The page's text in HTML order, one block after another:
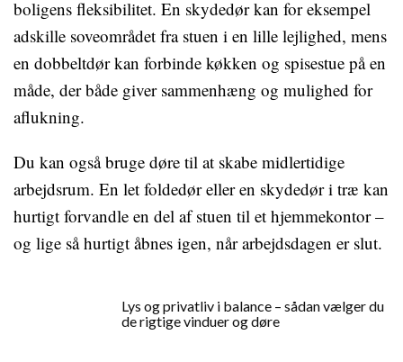
boligens fleksibilitet. En skydedør kan for eksempel
adskille soveområdet fra stuen i en lille lejlighed, mens
en dobbeltdør kan forbinde køkken og spisestue på en
måde, der både giver sammenhæng og mulighed for
aflukning.
Du kan også bruge døre til at skabe midlertidige
arbejdsrum. En let foldedør eller en skydedør i træ kan
hurtigt forvandle en del af stuen til et hjemmekontor –
og lige så hurtigt åbnes igen, når arbejdsdagen er slut.
Lys og privatliv i balance – sådan vælger du
de rigtige vinduer og døre